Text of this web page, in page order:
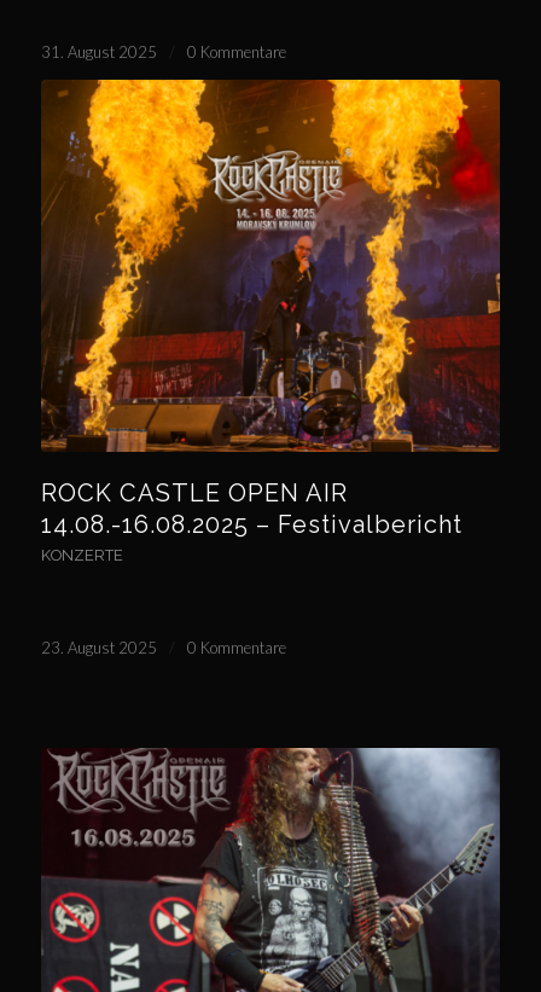
31. August 2025 0 Kommentare
ROCK CASTLE OPEN AIR
14.08.-16.08.2025 – Festivalbericht
KONZERTE
23. August 2025 0 Kommentare